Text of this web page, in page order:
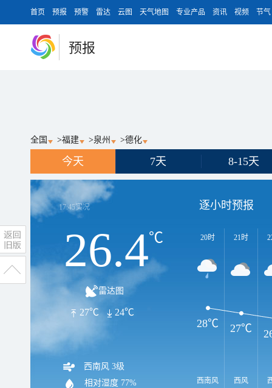
首页 预报 预警 雷达 云图 天气地图 专业产品 资讯 视频 节气
预报
全国 >福建 >泉州 >德化
今天 7天 8-15天
17:45实况
26.4℃
雷达图
27℃ 24℃
西南风 3级
相对湿度 77%
逐小时预报
20时
西南风
21时
西风
28℃ 27℃